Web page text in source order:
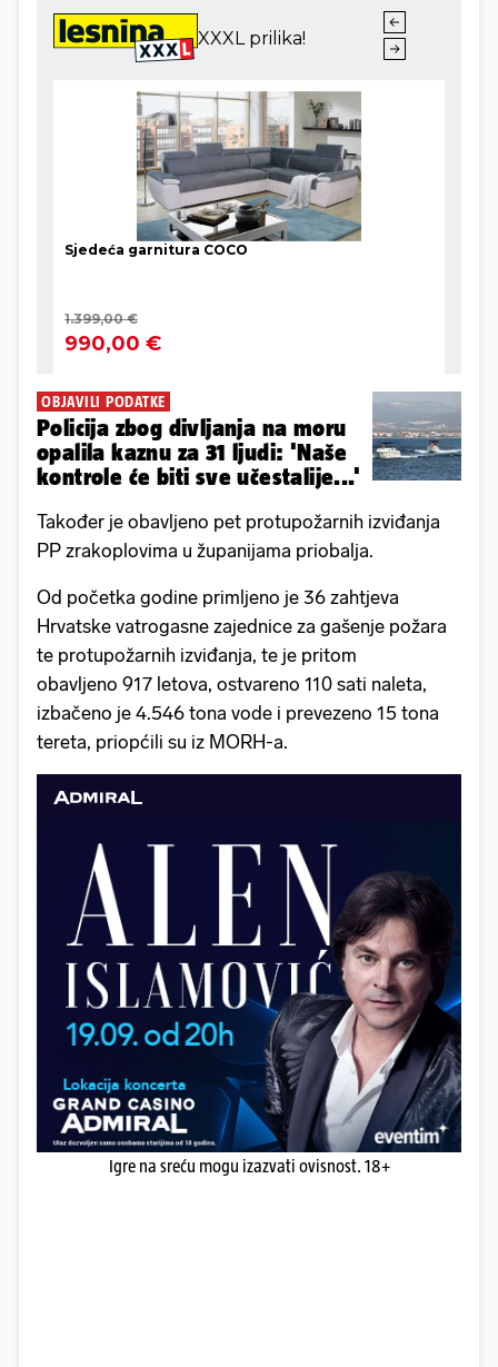
OBJAVILI PODATKE
Policija zbog divljanja na moru
opalila kaznu za 31 ljudi: 'Naše
kontrole će biti sve učestalije...'
Također je obavljeno pet protupožarnih izviđanja
PP zrakoplovima u županijama priobalja.
Od početka godine primljeno je 36 zahtjeva
Hrvatske vatrogasne zajednice za gašenje požara
te protupožarnih izviđanja, te je pritom
obavljeno 917 letova, ostvareno 110 sati naleta,
izbačeno je 4.546 tona vode i prevezeno 15 tona
tereta, priopćili su iz MORH-a.
Igre na sreću mogu izazvati ovisnost. 18+